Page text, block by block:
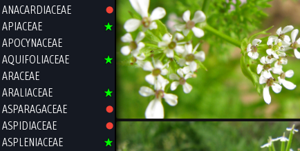
ANACARDIACEAE
APIACEAE
APOCYNACEAE
AQUIFOLIACEAE
ARACEAE
ARALIACEAE
ASPARAGACEAE
ASPIDIACEAE
ASPLENIACEAE